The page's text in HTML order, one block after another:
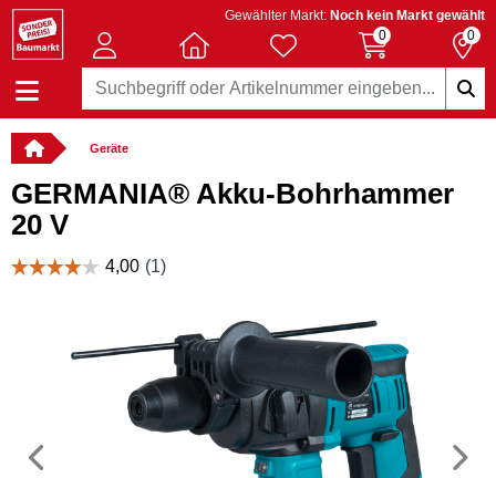
Gewählter Markt: Noch kein Markt gewählt
0
0
Geräte
GERMANIA® Akku-Bohrhammer
20 V
Vorheriges